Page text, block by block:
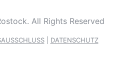
All Rights Reserved
| DATENSCHUTZ